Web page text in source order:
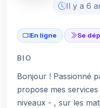
Il y a 6
En ligne Se
BIO
Bonjour ! Passionné
propose mes
niveaux - , sur les